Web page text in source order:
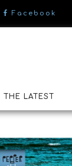
Facebook
THE LATEST